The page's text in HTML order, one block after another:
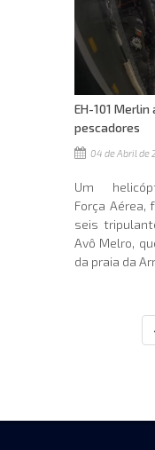
EH-101
pescadores
04 de Abril de
Um
Força Aérea,
seis
Avô Melro,
da praia da